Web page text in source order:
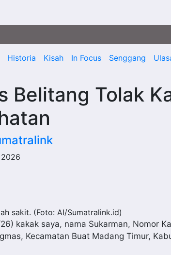
Historia Kisah In Focus Senggang
Belitang Tolak
2026
sakit. (Foto: AI/Sumatralink.id)
kakak saya, nama Sukarman, Nomor
Kecamatan Buat Madang Timur,